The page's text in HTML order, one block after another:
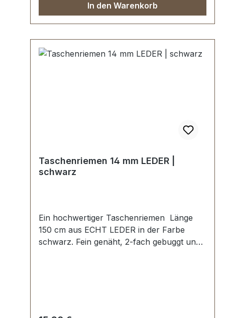
In den Warenkorb
Taschenriemen 14 mm LEDER |
schwarz
Ein hochwertiger Taschenriemen Länge
150 cm aus ECHT LEDER in der Farbe
schwarz. Fein genäht, 2-fach gebuggt und